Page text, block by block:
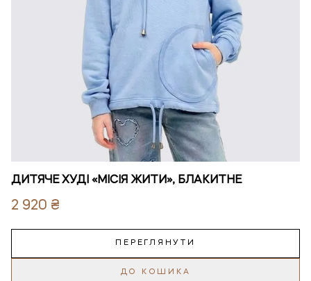
ДИТЯЧЕ ХУДІ «МІСІЯ ЖИТИ», БЛАКИТНЕ
2 920 ₴
ПЕРЕГЛЯНУТИ
ДО КОШИКА